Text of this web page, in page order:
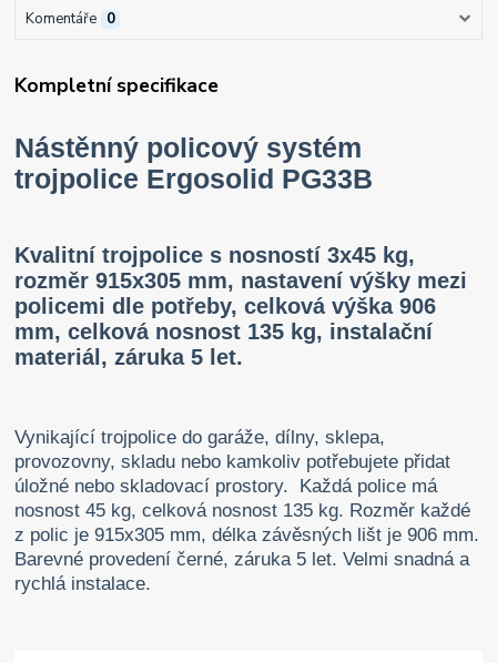
Komentáře 0
Kompletní specifikace
Nástěnný policový systém
trojpolice Ergosolid PG33B
Kvalitní trojpolice s nosností 3x45 kg,
rozměr 915x305 mm, nastavení výšky mezi
policemi dle potřeby, celková výška 906
mm, celková nosnost 135 kg, instalační
materiál, záruka 5 let.
Vynikající trojpolice do garáže, dílny, sklepa,
provozovny, skladu nebo kamkoliv potřebujete přidat
úložné nebo skladovací prostory. Každá police má
nosnost 45 kg, celková nosnost 135 kg. Rozměr každé
z polic je 915x305 mm, délka závěsných lišt je 906 mm.
Barevné provedení černé, záruka 5 let. Velmi snadná a
rychlá instalace.